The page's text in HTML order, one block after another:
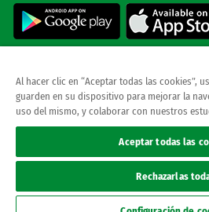
© REAL BETIS BALOMPIE.This website is the only
rights reserved..
Privacy policy
ethical channel
Al hacer clic en “Aceptar todas las cookies”,
guarden en su dispositivo para mejorar la
uso del mismo, y colaborar con nuestros
Aceptar todas las
Rechazarlas